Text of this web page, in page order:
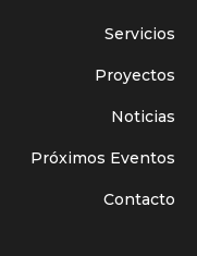
Servicios
Proyectos
Noticias
Próximos Eventos
Contacto